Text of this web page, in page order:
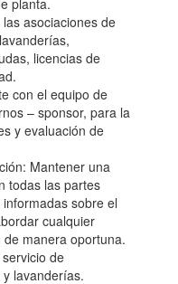
planta.
asociaciones de
licencias de
con el equipo de
– sponsor, para la
y evaluación de
Mantener una
todas las partes
sobre el
cualquier
manera oportuna.
de
lavanderías.